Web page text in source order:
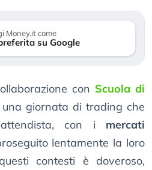
Money.it come
su Google
con Scuola di
giornata di trading che
con i mercati
lentamente la loro
contesti è doveroso,